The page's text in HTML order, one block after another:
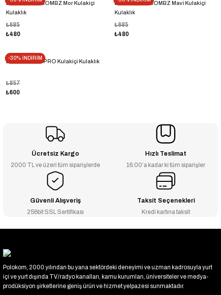
EarBombz H-BOMBZ Mor Kulakiçi
Kulaklık
₺480
₺685
EarBombz H-BOMBZ Mavi Kulakiçi
Kulaklık
₺480
₺685
-30% İNDİRİM
EarBombz EB PRO Kulakiçi Kulaklık
₺600
₺857
Ücretsiz Kargo
2000 TL ve üzeri tüm siparişlerde
Hızlı Teslimat
16:00’a kadar ki tüm siparişler
Güvenli Alışveriş
256bit SSL Sertifikası
Taksit Seçenekleri
Kredi kartına taksit
Polokom, 2000 yılından bu yana sektördeki deneyimi ve uzman kadrosuyla yurt
içi ve yurt dışında TV/radyo kanalları, kamu kurumları, üniversiteler ve medya-
prodüksiyon şirketlerine geniş ürün ve hizmet yelpazesi sunmaktadır.